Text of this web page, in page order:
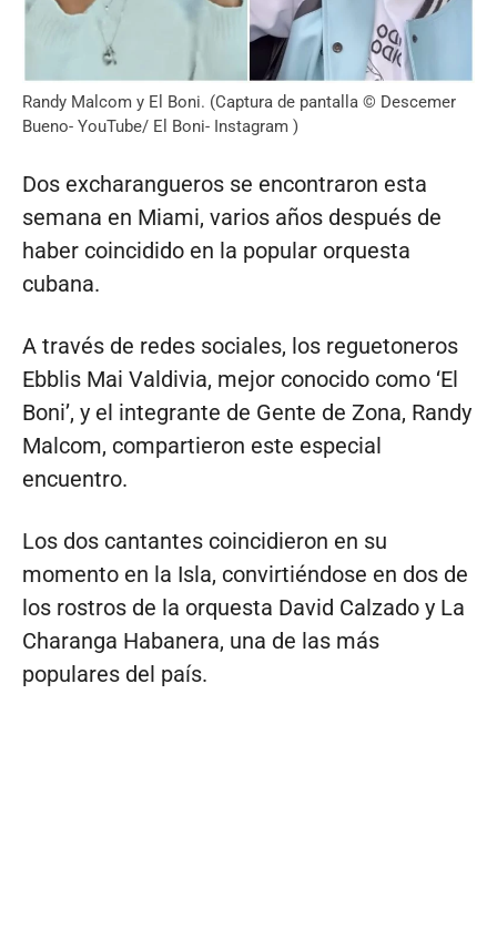
Randy Malcom y El Boni. (Captura de pantalla © Descemer
Bueno- YouTube/ El Boni- Instagram )
Dos excharangueros se encontraron esta
semana en Miami, varios años después de
haber coincidido en la popular orquesta
cubana.
A través de redes sociales, los reguetoneros
Ebblis Mai Valdivia, mejor conocido como ‘El
Boni’, y el integrante de Gente de Zona, Randy
Malcom, compartieron este especial
encuentro.
Los dos cantantes coincidieron en su
momento en la Isla, convirtiéndose en dos de
los rostros de la orquesta David Calzado y La
Charanga Habanera, una de las más
populares del país.